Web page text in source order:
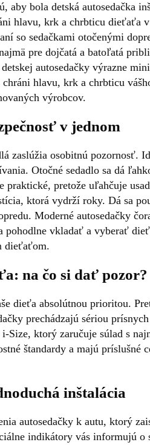
aby bola detská autosedačka
hlavu, krk a chrbticu
so sedačkami otočenými
pre dojčatá a batoľatá
autosedačky výrazne
hlavu, krk a chrbticu
výrobcov.
v jednom
zaslúžia osobitnú
Otočné sedadlo sa dá
pretože uľahčuje
ktorá vydrží roky. Dá sa
Moderné autosedačky
pohodlne vkladať a vyberať
dieťaťom.
na čo si dať pozor?
dieťa absolútnou prioritou.
prechádzajú sériou
Size, ktorý zaručuje súlad s
štandardy a majú
inštalácia
autosedačky k autu, ktorý
indikátory vás informujú o